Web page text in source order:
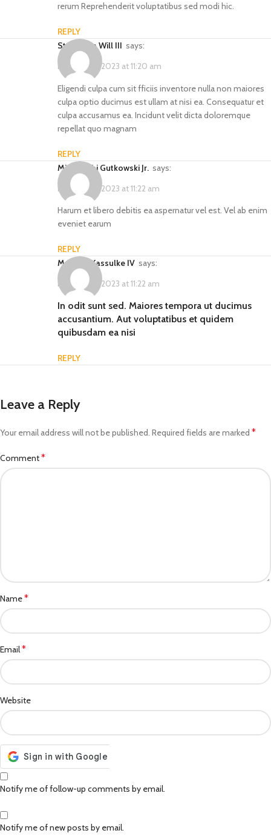
rerum Reprehenderit voluptatibus sed modi hic.
REPLY
Stephania Will III says:
February 14, 2023 at 11:20 am
Eligendi culpa cum sit fficiis inventore nulla non maiores
culpa optio ducimus est ullam at nisi ea. Consequatur et
culpa accusamus ea. Incidunt velit dicta doloremque
repellat quo magnam
REPLY
Miss Anahi Gutkowski Jr. says:
February 14, 2023 at 11:22 am
Harum et libero debitis ea aspernatur vel est. Vel ab enim
eveniet earum
REPLY
Mabelle Kassulke IV says:
February 14, 2023 at 11:22 am
In odit sunt sed. Maiores tempora ut ducimus
accusantium. Aut voluptatibus et quidem
quibusdam ea nisi
REPLY
Leave a Reply
Your email address will not be published. Required fields are marked *
Comment*
Name*
Email*
Website
Notify me of follow-up comments by email.
Notify me of new posts by email.